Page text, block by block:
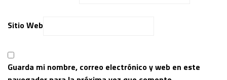
Sitio Web
Guarda mi nombre, correo electrónico y web en este